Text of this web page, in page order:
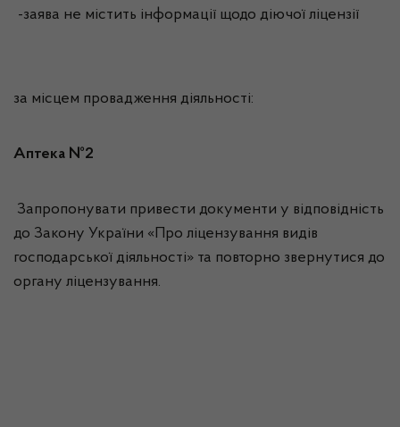
-заява не містить інформації щодо діючої ліцензії
за місцем провадження діяльності:
Аптека №2
Запропонувати привести документи у відповідність
до Закону України «Про ліцензування видів
господарської діяльності» та повторно звернутися до
органу ліцензування.